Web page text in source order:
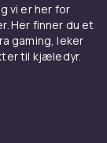
vi er her for
Her finner du et
gaming, leker
til kjæledyr.